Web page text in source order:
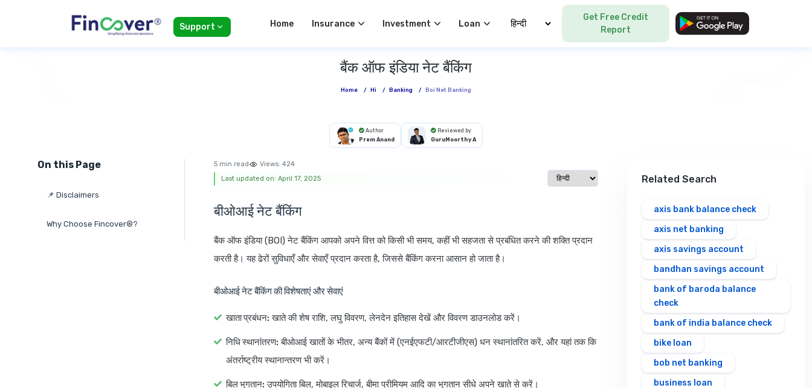
Support Home Insurance Investment Loan Select Language
Get Free Credit
Report
बैंक ऑफ इंडिया नेट बैंकिंग
Home / Hi / Banking / Boi Net Banking
Author
Prem Anand
Reviewed by
GuruMoorthy A
On this Page
📌 Disclaimers
Why Choose Fincover®?
5 min read Views: 424
Select language
Last updated on: April 17, 2025
बीओआई नेट बैंकिंग
बैंक ऑफ इंडिया (BOI) नेट बैंकिंग आपको अपने वित्त को किसी भी समय, कहीं भी सहजता से प्रबंधित करने की शक्ति प्रदान
करती है। यह ढेरों सुविधाएँ और सेवाएँ प्रदान करता है, जिससे बैंकिंग करना आसान हो जाता है।
बीओआई नेट बैंकिंग की विशेषताएं और सेवाएं
खाता प्रबंधन: खाते की शेष राशि, लघु विवरण, लेनदेन इतिहास देखें और विवरण डाउनलोड करें।
निधि स्थानांतरण: बीओआई खातों के भीतर, अन्य बैंकों में (एनईएफटी/आरटीजीएस) धन स्थानांतरित करें, और यहां तक कि
अंतर्राष्ट्रीय स्थानान्तरण भी करें।
बिल भुगतान: उपयोगिता बिल, मोबाइल रिचार्ज, बीमा प्रीमियम आदि का भुगतान सीधे अपने खाते से करें।
Related Search
axis bank balance check
axis net banking
axis savings account
bandhan savings account
bank of baroda balance
check
bank of india balance check
bike loan
bob net banking
business loan